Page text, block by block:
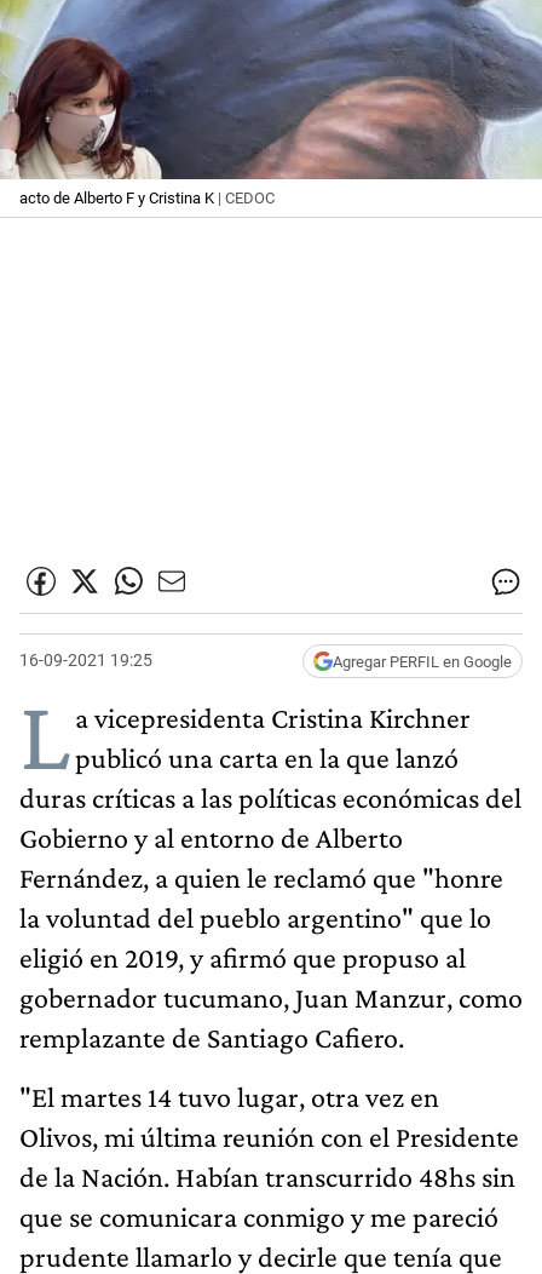
acto de Alberto F y Cristina K | CEDOC
16-09-2021 19:25 Agregar PERFIL en Google
La vicepresidenta Cristina Kirchner
publicó una carta en la que lanzó
duras críticas a las políticas económicas del
Gobierno y al entorno de Alberto
Fernández, a quien le reclamó que "honre
la voluntad del pueblo argentino" que lo
eligió en 2019, y afirmó que propuso al
gobernador tucumano, Juan Manzur, como
remplazante de Santiago Cafiero.
"El martes 14 tuvo lugar, otra vez en
Olivos, mi última reunión con el Presidente
de la Nación. Habían transcurrido 48hs sin
que se comunicara conmigo y me pareció
prudente llamarlo y decirle que tenía que